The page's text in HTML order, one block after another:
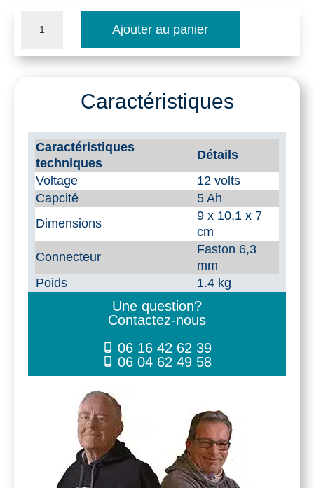
pour
pompe
électrique
Ajouter au panier
Caractéristiques
Caractéristiques
techniques
Détails
Voltage
12 volts
Capcité
5 Ah
Dimensions
9 x 10,1 x 7
cm
Connecteur
Faston 6,3
mm
Poids
1.4 kg
Une question?
Contactez-nous
06 16 42 62 39
06 04 62 49 58